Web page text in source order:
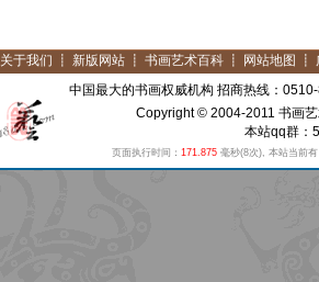
关于我们 ┋ 新版网站 ┋ 书画艺术百科 ┋ 网站地图 ┋
中国最大的书画权威机构 招商热线：
Copyright © 2004-2011 书画
本站qq群：
页面执行时间： 171.875 毫秒(8次), 本站当前